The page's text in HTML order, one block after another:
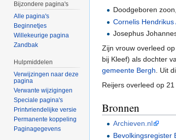
Doodgeboren
Cornelis Hendrikus
Josephus
Zijn vrouw overleed
bij Kleef) als dochter
gemeente Bergh . Uit
Reijers overleed op
Bronnen
Archieven.nl
Bevolkingsregister
Bijzondere pagina's
Alle pagina's
Beginnetjes
Willekeurige pagina
Zandbak
Hulpmiddelen
Verwijzingen naar deze
pagina
Verwante wijzigingen
Speciale pagina's
Printvriendelijke versie
Permanente koppeling
Paginagegevens